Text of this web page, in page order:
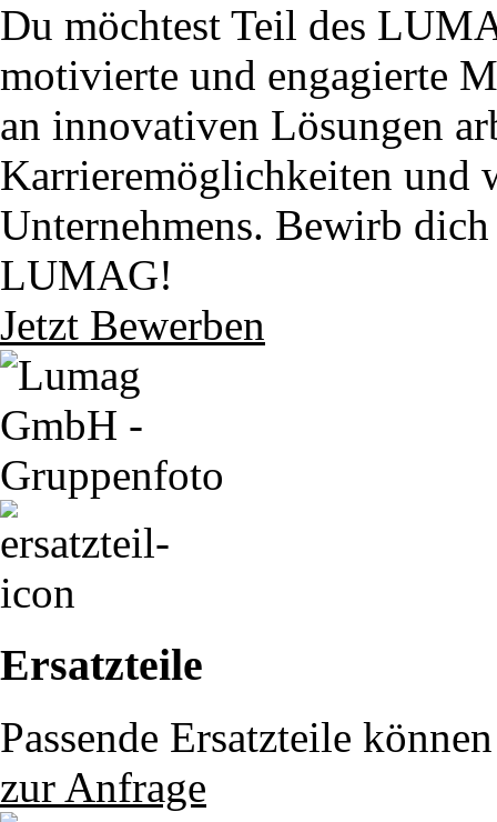
Du möchtest Teil des
motivierte und engagierte
an innovativen Lösungen
Karrieremöglichkeiten und
Unternehmens. Bewirb
LUMAG!
Jetzt Bewerben
Ersatzteile
Passende Ersatzteile
zur Anfrage